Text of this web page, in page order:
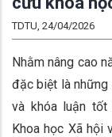
TDTU, 24/04/2026
Nhằm nâng cao
đặc biệt là những
và khóa luận tốt
Khoa học Xã hội